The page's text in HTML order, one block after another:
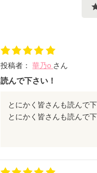
投稿者：華乃o さん
読んで下さい！
とにかく皆さんも読んで下